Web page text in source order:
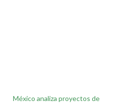
México analiza proyectos de